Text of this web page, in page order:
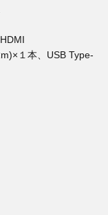
１本、USB Type-